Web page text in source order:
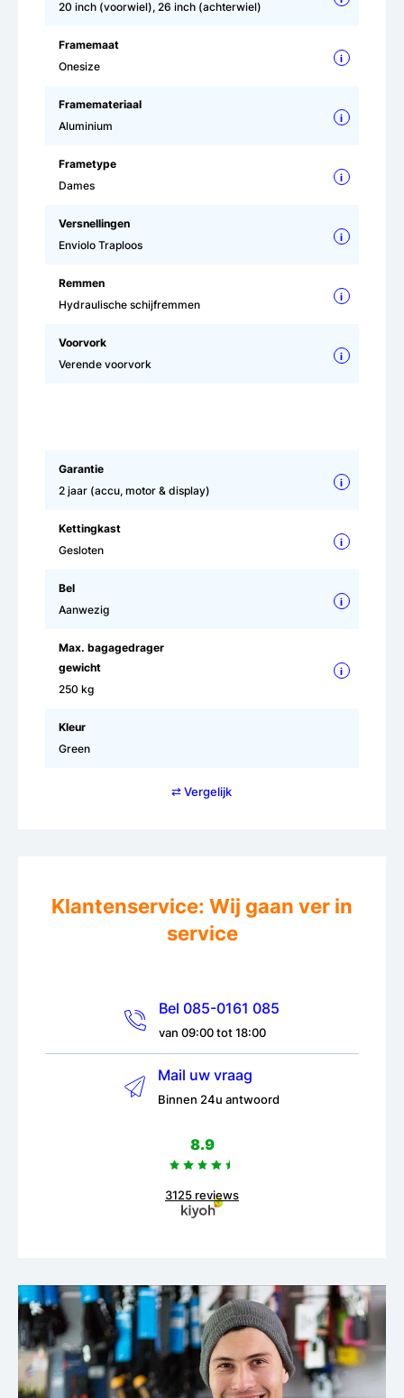
20 inch (voorwiel), 26 inch (achterwiel)
Framemaat
Onesize
i
Framemateriaal
Aluminium
i
Frametype
Dames
i
Versnellingen
Enviolo Traploos
i
Remmen
Hydraulische schijfremmen
i
Voorvork
Verende voorvork
i
Garantie
2 jaar (accu, motor & display)
i
Kettingkast
Gesloten
i
Bel
Aanwezig
i
Max. bagagedrager
gewicht
250 kg
i
Kleur
Green
⇄ Vergelijk
Klantenservice: Wij gaan ver in
service
Bel 085-0161 085
van 09:00 tot 18:00
Mail uw vraag
Binnen 24u antwoord
8.9
3125 reviews